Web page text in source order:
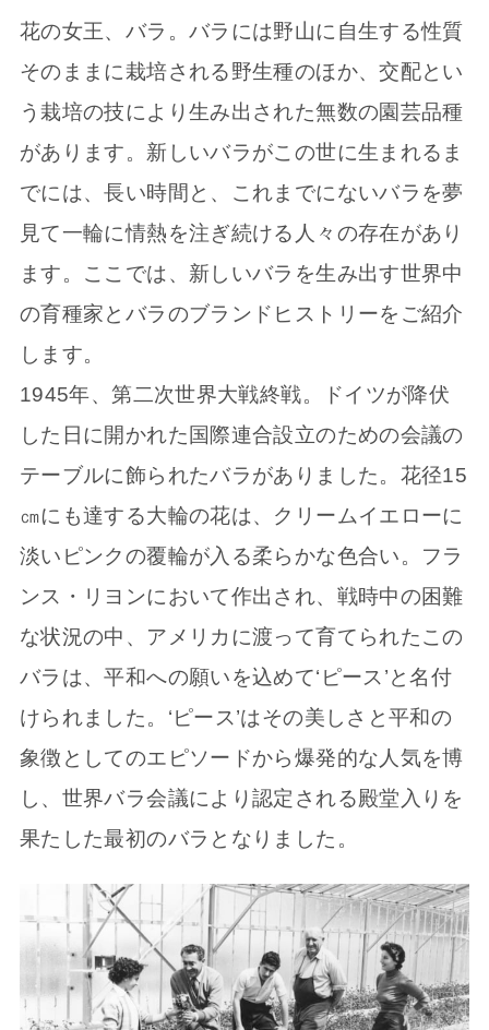
花の女王、バラ。バラには野山に自生する性質
そのままに栽培される野生種のほか、交配とい
う栽培の技により生み出された無数の園芸品種
があります。新しいバラがこの世に生まれるま
でには、長い時間と、これまでにないバラを夢
見て一輪に情熱を注ぎ続ける人々の存在があり
ます。ここでは、新しいバラを生み出す世界中
の育種家とバラのブランドヒストリーをご紹介
します。
1945年、第二次世界大戦終戦。ドイツが降伏
した日に開かれた国際連合設立のための会議の
テーブルに飾られたバラがありました。花径15
㎝にも達する大輪の花は、クリームイエローに
淡いピンクの覆輪が入る柔らかな色合い。フラ
ンス・リヨンにおいて作出され、戦時中の困難
な状況の中、アメリカに渡って育てられたこの
バラは、平和への願いを込めて‘ピース’と名付
けられました。‘ピース’はその美しさと平和の
象徴としてのエピソードから爆発的な人気を博
し、世界バラ会議により認定される殿堂入りを
果たした最初のバラとなりました。